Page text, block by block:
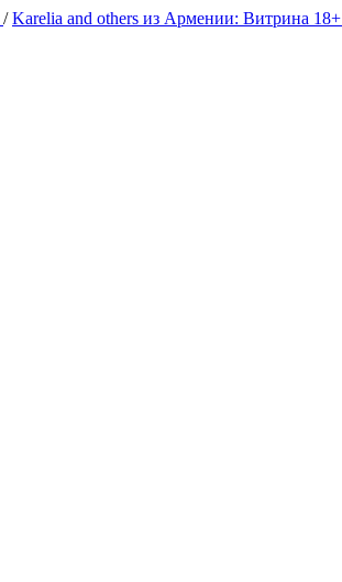
/Karelia and others из Армении: Витрина 18+